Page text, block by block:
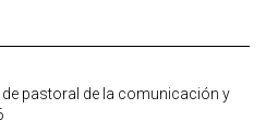
de pastoral de la comunicación y